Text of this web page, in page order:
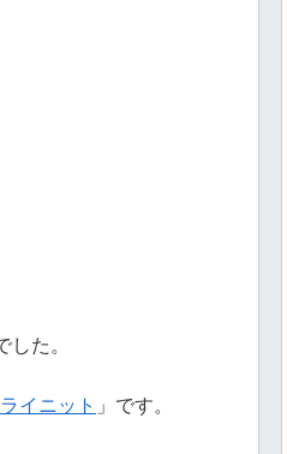
した。
イニット 」です。